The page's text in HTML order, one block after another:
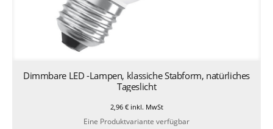
Dimmbare LED -Lampen, klassiche Stabform, natürliches
Tageslicht
2,96 €inkl. MwSt
Eine Produktvariante verfügbar